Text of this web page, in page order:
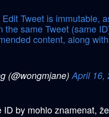
Tweet is immutable,
same Tweet (same
content, along
(@wongmjane)April 16,
by mohlo znamenat,